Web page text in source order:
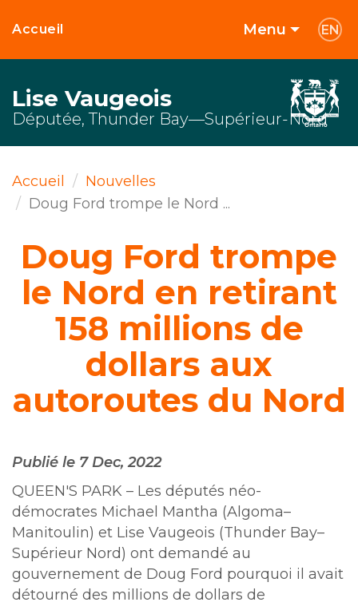
Accueil Menu EN
Lise Vaugeois
Députée, Thunder Bay—Supérieur-Nord
Accueil
Nouvelles
Doug Ford trompe le Nord ...
Doug Ford trompe
le Nord en retirant
158 millions de
dollars aux
autoroutes du Nord
Publié le 7 Dec, 2022
QUEEN'S PARK – Les députés néo-
démocrates Michael Mantha (Algoma–
Manitoulin) et Lise Vaugeois (Thunder Bay–
Supérieur Nord) ont demandé au
gouvernement de Doug Ford pourquoi il avait
détourné des millions de dollars de